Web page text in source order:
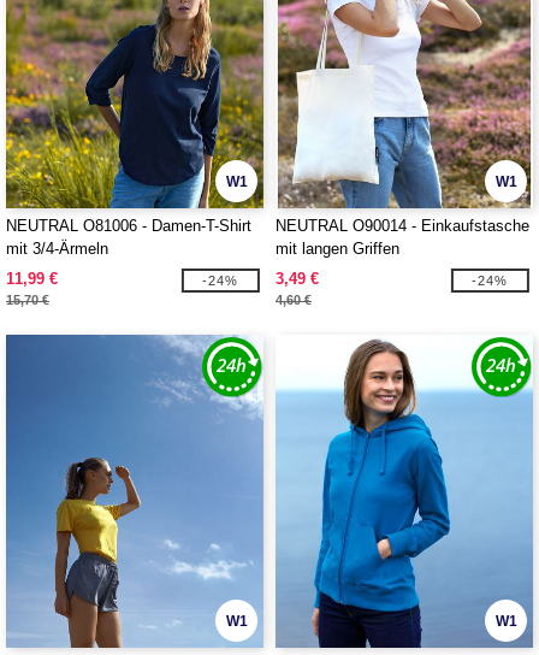
W1
NEUTRAL O81006 - Damen-T-Shirt
mit 3/4-Ärmeln
11,99 €
15,70 €
-24%
W1
NEUTRAL O90014 - Einkaufstasche
mit langen Griffen
3,49 €
4,60 €
-24%
W1 W1